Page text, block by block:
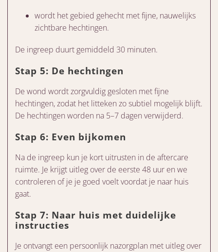
wordt het gebied gehecht met fijne, nauwelijks
zichtbare hechtingen.
De ingreep duurt gemiddeld 30 minuten.
Stap 5: De hechtingen
De wond wordt zorgvuldig gesloten met fijne
hechtingen, zodat het litteken zo subtiel mogelijk blijft.
De hechtingen worden na 5–7 dagen verwijderd.
Stap 6: Even bijkomen
Na de ingreep kun je kort uitrusten in de aftercare
ruimte. Je krijgt uitleg over de eerste 48 uur en we
controleren of je je goed voelt voordat je naar huis
gaat.
Stap 7: Naar huis met duidelijke
instructies
Je ontvangt een persoonlijk nazorgplan met uitleg over